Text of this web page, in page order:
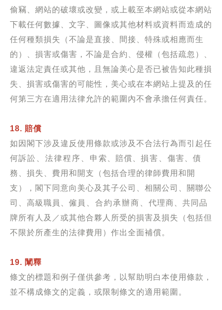
偷竊、網站的破壞或改變，或上載至本網站或從本網站
下載任何數據、文字、圖像或其他材料或資料而造成的
任何種類損失（不論是直接、間接、特殊或相應而生
的）、損害或傷害，不論是合約、侵權（包括疏忽）、
違返法定責任或其他，且無論美心是否已被告知此種損
失、損害或傷害的可能性，美心或在本網站上提及的任
何第三方在適用法律允許的範圍內不會承擔任何責任。
18. 賠償
如因閣下涉及違反使用條款或涉及不合法行為而引起任
何訴訟、法律程序、申 索、賠償、 損害、 傷害、債
務、損失、費用和開支（包括合理的律師費用和開
支），閣下同意向美心及其子公司、相關公司、關聯公
司、高級職員、僱 員、合約承辦商、 代理商、共同品
牌所有人及／或其他合夥人所受的損害及損失（包括但
不限於所產生的法律費用）作出全面補償。
19. 闡釋
條文的標題和例子僅供參考，以幫助明白本使用條款，
並不構成條文的定義，或限制條文的適用範圍。